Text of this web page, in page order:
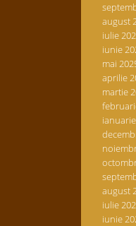
august
iulie
iunie
mai
aprilie
martie
august
iulie
iunie